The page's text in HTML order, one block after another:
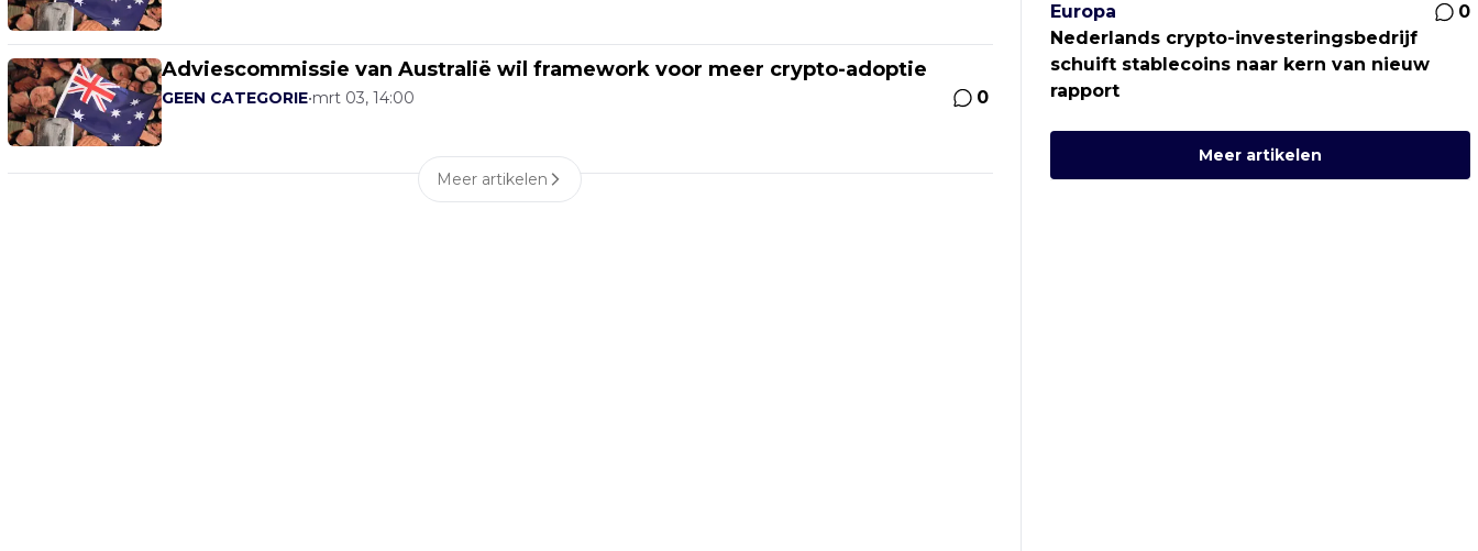
Adviescommissie van Australië wil framework voor meer crypto-adoptie
GEEN CATEGORIE•mrt 03, 14:00 0
Meer artikelen
Europa
0
Nederlands crypto-investeringsbedrijf
schuift stablecoins naar kern van nieuw
rapport
Meer artikelen